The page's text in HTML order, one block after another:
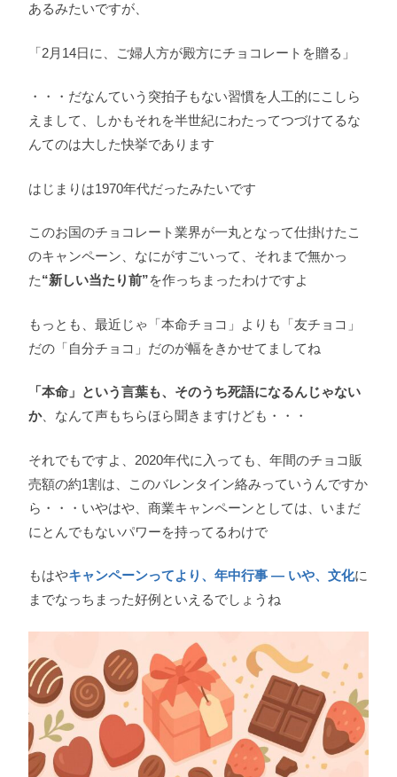
あるみたいですが、
「2月14日に、ご婦人方が殿方にチョコレートを贈る」
・・・だなんていう突拍子もない習慣を人工的にこしら
えまして、しかもそれを半世紀にわたってつづけてるな
んてのは大した快挙であります
はじまりは1970年代だったみたいです
このお国のチョコレート業界が一丸となって仕掛けたこ
のキャンペーン、なにがすごいって、それまで無かっ
た“新しい当たり前”を作っちまったわけですよ
もっとも、最近じゃ「本命チョコ」よりも「友チョコ」
だの「自分チョコ」だのが幅をきかせてましてね
「本命」という言葉も、そのうち死語になるんじゃない
か、なんて声もちらほら聞きますけども・・・
それでもですよ、2020年代に入っても、年間のチョコ販
売額の約1割は、このバレンタイン絡みっていうんですか
ら・・・いやはや、商業キャンペーンとしては、いまだ
にとんでもないパワーを持ってるわけで
もはやキャンペーンってより、年中行事 — いや、文化に
までなっちまった好例といえるでしょうね